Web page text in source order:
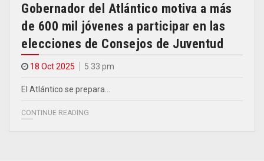
Gobernador del Atlántico motiva a más
de 600 mil jóvenes a participar en las
elecciones de Consejos de Juventud
18 Oct 2025 5.33 pm
El Atlántico se prepara…
CONTINUE READING